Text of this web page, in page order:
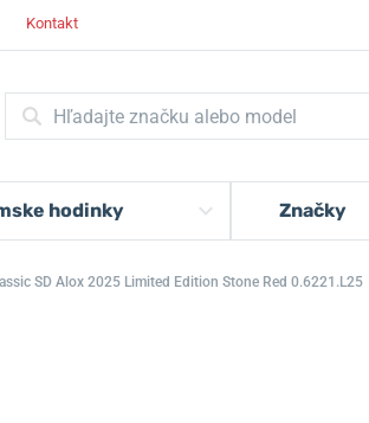
Kontakt
hodinky Značky
SD Alox 2025 Limited Edition Stone Red 0.6221.L25